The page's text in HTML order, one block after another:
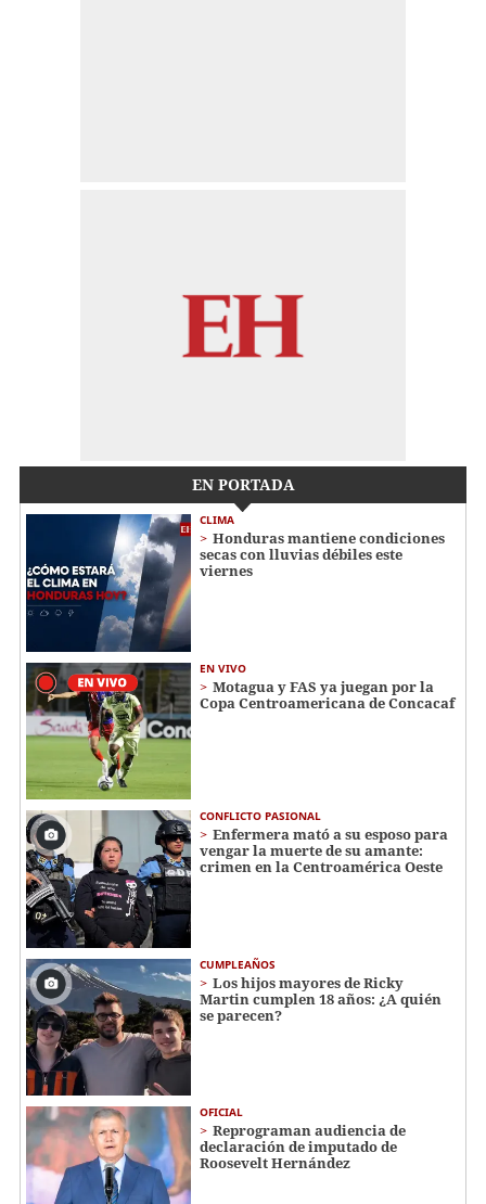
EN PORTADA
CLIMA
Honduras mantiene condiciones
secas con lluvias débiles este
viernes
EN VIVO
Motagua y FAS ya juegan por la
Copa Centroamericana de Concacaf
CONFLICTO PASIONAL
Enfermera mató a su esposo para
vengar la muerte de su amante:
crimen en la Centroamérica Oeste
CUMPLEAÑOS
Los hijos mayores de Ricky
Martin cumplen 18 años: ¿A quién
se parecen?
OFICIAL
Reprograman audiencia de
declaración de imputado de
Roosevelt Hernández